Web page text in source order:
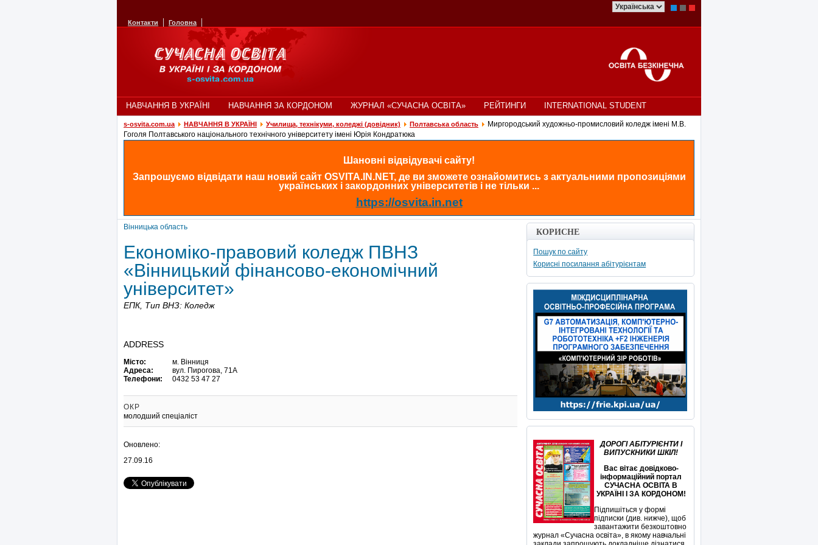
Контакти Головна
НАВЧАННЯ В УКРАЇНІ НАВЧАННЯ ЗА КОРДОНОМ ЖУРНАЛ «СУЧАСНА ОСВІТА» РЕЙТИНГИ INTERNATIONAL STUDENT
s-osvita.com.ua НАВЧАННЯ В УКРАЇНІ Училища, технікуми, коледжі (довідник) Полтавська область
Миргородський художньо-промисловий коледж імені М.В.
Гоголя Полтавського національного технічного університету імені Юрія Кондратюка
Шановні відвідувачі сайту!
Запрошуємо відвідати наш новий сайт OSVITA.IN.NET, де ви зможете ознайомитись з актуальними пропозиціями
українських і закордонних університетів і не тільки ...
https://osvita.in.net
Вінницька область
Економіко-правовий коледж ПВНЗ
«Вінницький фінансово-економічний
університет»
ЕПК, Тип ВНЗ: Коледж
ADDRESS
Місто:
м. Вінниця
Адреса:
вул. Пирогова, 71А
Телефони:
0432 53 47 27
ОКР
молодший спеціаліст
Оновлено:
27.09.16
КОРИСНЕ
Пошук по сайту
Корисні посилання абітурієнтам
ДОРОГІ АБІТУРІЄНТИ І
ВИПУСКНИКИ ШКІЛ!
Вас вітає довідково-
інформаційний портал
СУЧАСНА ОСВІТА В
УКРАЇНІ І ЗА КОРДОНОМ!
Підпишіться у формі
підписки (див. нижче), щоб
завантажити безкоштовно
журнал «Сучасна освіта», в якому навчальні